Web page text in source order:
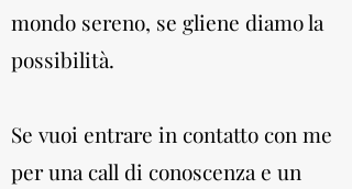
mondo sereno, se gliene diamo la
possibilità.
Se vuoi entrare in contatto con me
per una call di conoscenza e un